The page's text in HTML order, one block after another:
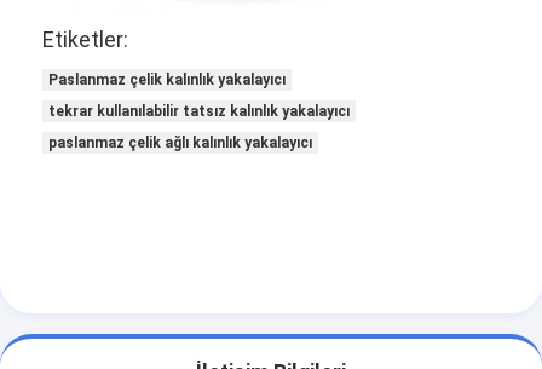
Ana sayfa
Ürünler
Etiketler:
Paslanmaz çelik kalınlık yakalayıcı
tekrar kullanılabilir tatsız kalınlık yakalayıcı
paslanmaz çelik ağlı kalınlık yakalayıcı